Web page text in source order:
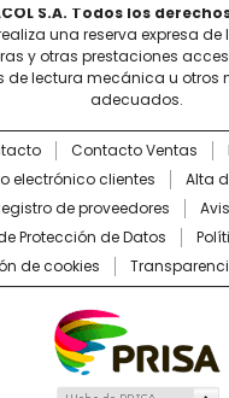
S.A. Todos los
realiza una reserva expresa
y otras prestaciones
de lectura mecánica u otros
adecuados.
Contacto Ventas
electrónico clientes
Alta
de proveedores
Protección de Datos
de cookies